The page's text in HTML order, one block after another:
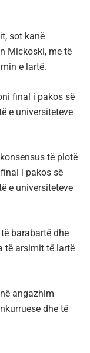
sot kanë
Mickoski, me të
e lartë.
final i pakos së
e universiteteve
të plotë
i pakos së
e universiteteve
barabartë dhe
të arsimit të lartë
angazhim
dhe të